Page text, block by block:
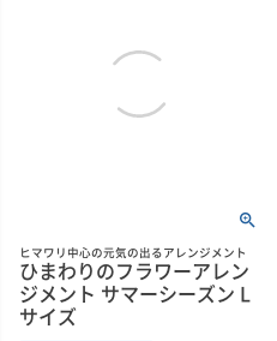
ヒマワリ中心の元気の出るアレンジメント
ひまわりのフラワーアレン
ジメント サマーシーズン L
サイズ